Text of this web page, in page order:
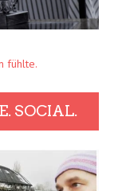
fühlte.
SOCIAL.